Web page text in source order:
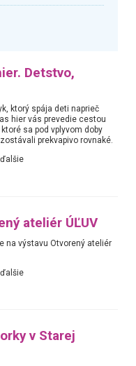
Detstvo,
ktorý spája deti naprieč
hier vás prevedie cestou
sa pod vplyvom doby
prekvapivo rovnaké.
ateliér ÚĽUV
na výstavu Otvorený ateliér
v Starej